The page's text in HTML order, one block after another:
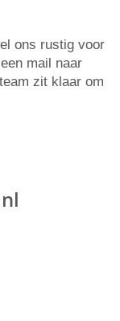
ons rustig voor
mail naar
zit klaar om